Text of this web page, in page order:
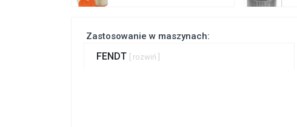
Zastosowanie w maszynach:
FENDT [ rozwiń ]